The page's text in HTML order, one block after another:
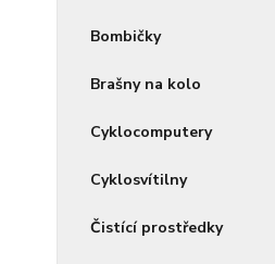
Bombičky
Brašny na kolo
Cyklocomputery
Cyklosvítilny
Čistící prostředky